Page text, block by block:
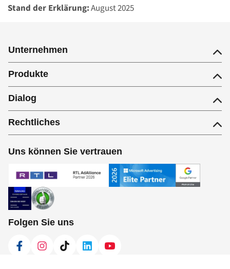
Stand der Erklärung:August 2025
Unternehmen
Produkte
Dialog
Rechtliches
Uns können Sie vertrauen
Folgen Sie uns